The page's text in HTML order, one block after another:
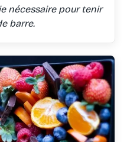
nécessaire pour tenir
barre.